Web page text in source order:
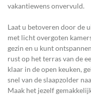
vakantiewens onvervuld.
Laat u betoveren door de
met licht overgoten
gezin en u kunt
rust op het terras van de
klaar in de open keuken,
snel van de slaapzolder
Maak het jezelf